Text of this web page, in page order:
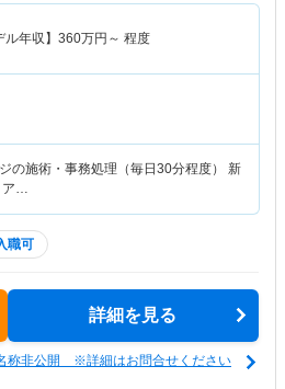
年収】 360万円～ 程度
の施術・事務処理（毎日30分程度） 新
ア…
職可
詳細を見る
称非公開 ※詳細はお問合せください